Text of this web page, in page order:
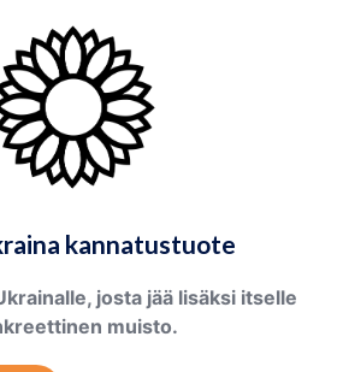
kannatustuote
josta jää lisäksi itselle
muisto.